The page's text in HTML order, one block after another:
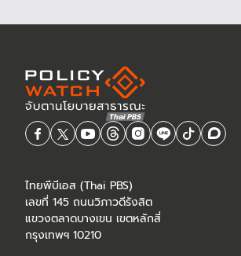
ปัจจุบัน
ไทยพีบีเอส (Thai PBS)
เลขที่ 145 ถนนวิภาวดีรังสิต
แขวงตลาดบางเขน เขตหลักสี่
กรุงเทพฯ 10210